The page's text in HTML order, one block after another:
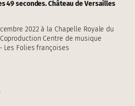
49 secondes. Château de Versailles
2022 à la Chapelle Royale du
Centre de musique
Les Folies françoises